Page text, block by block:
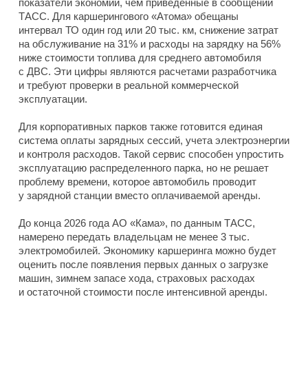
показатели экономии, чем приведенные в сообщении
ТАСС. Для каршерингового «Атома» обещаны
интервал ТО один год или 20 тыс. км, снижение затрат
на обслуживание на 31% и расходы на зарядку на 56%
ниже стоимости топлива для среднего автомобиля
с ДВС. Эти цифры являются расчетами разработчика
и требуют проверки в реальной коммерческой
эксплуатации.
Для корпоративных парков также готовится единая
система оплаты зарядных сессий, учета электроэнергии
и контроля расходов. Такой сервис способен упростить
эксплуатацию распределенного парка, но не решает
проблему времени, которое автомобиль проводит
у зарядной станции вместо оплачиваемой аренды.
До конца 2026 года АО «Кама», по данным ТАСС,
намерено передать владельцам не менее 3 тыс.
электромобилей. Экономику каршеринга можно будет
оценить после появления первых данных о загрузке
машин, зимнем запасе хода, страховых расходах
и остаточной стоимости после интенсивной аренды.